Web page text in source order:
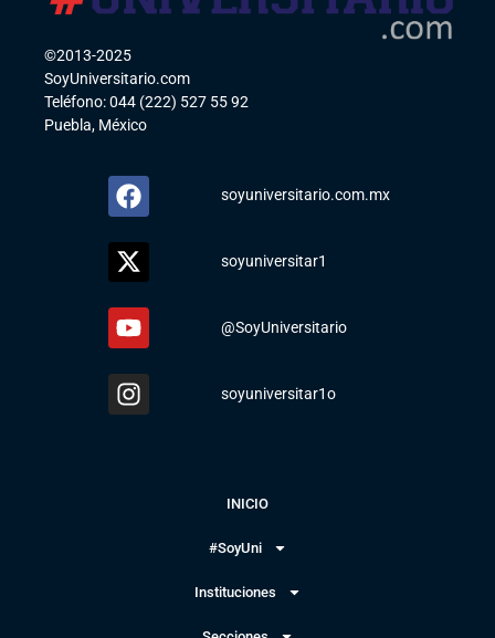
©2013-2025
SoyUniversitario.com
Teléfono: 044 (222) 527 55 92
Puebla, México
soyuniversitario.com.mx
soyuniversitar1
@SoyUniversitario
soyuniversitar1o
INICIO
#SoyUni
Instituciones